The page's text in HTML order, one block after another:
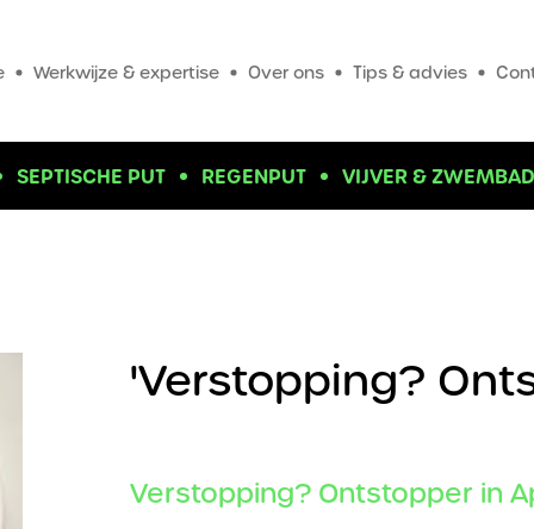
Werkwijze & expertise Over ons Tips & advies
SEPTISCHE PUT REGENPUT VIJVER & ZWEMBAD
'Verstopping?
Verstopping? Ontstopper in